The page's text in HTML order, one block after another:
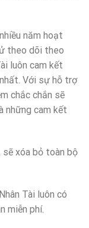
năm hoạt
theo dõi theo
luôn cam kết
Với sự hỗ trợ
chắc chắn sẽ
những cam kết
xóa bỏ toàn bộ
Tài luôn có
miễn phí.